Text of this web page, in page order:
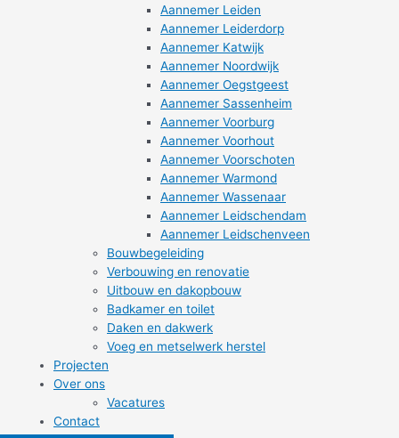
Aannemer Leiden
Aannemer Leiderdorp
Aannemer Katwijk
Aannemer Noordwijk
Aannemer Oegstgeest
Aannemer Sassenheim
Aannemer Voorburg
Aannemer Voorhout
Aannemer Voorschoten
Aannemer Warmond
Aannemer Wassenaar
Aannemer Leidschendam
Aannemer Leidschenveen
Bouwbegeleiding
Verbouwing en renovatie
Uitbouw en dakopbouw
Badkamer en toilet
Daken en dakwerk
Voeg en metselwerk herstel
Projecten
Over ons
Vacatures
Contact